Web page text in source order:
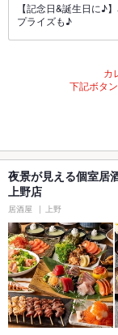
【記念日&誕生日に♪
プライズも♪
カ
下記ボタ
夜景が見える個室居
上野店
居酒屋 上野